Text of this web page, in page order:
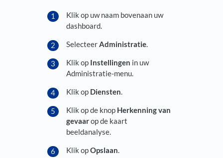
Klik op uw naam bovenaan uw
dashboard.
SelecteerAdministratie.
Klik op Instellingen in uw
Administratie-menu.
Klik op Diensten.
Klik op de knop Herkenning van
gevaarop de kaart
beeldanalyse.
Klik opOpslaan.